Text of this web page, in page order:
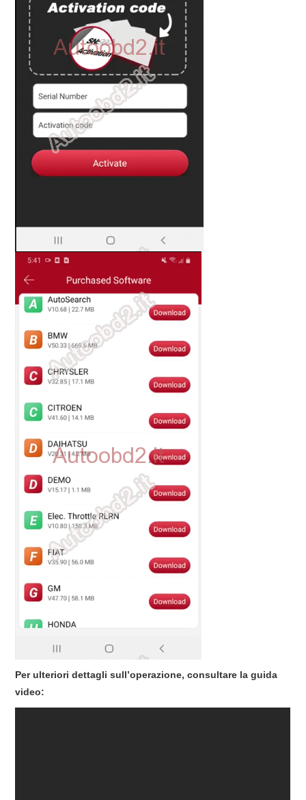
Per ulteriori dettagli sull’operazione, consultare la guida
video: